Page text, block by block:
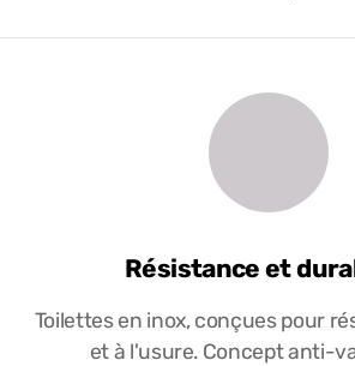
Résistance et
Toilettes en inox, conçues pour
et à l'usure. Concept anti-